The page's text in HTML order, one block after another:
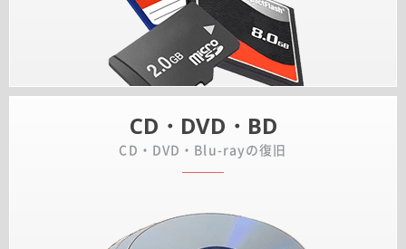
CD・DVD・BD
CD・DVD・Blu-rayの復旧